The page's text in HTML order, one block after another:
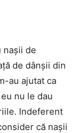
naşii de
de dânşii din
au ajutat ca
nu le dau
Indeferent
că naşii